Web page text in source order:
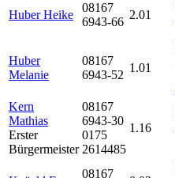
Huber Heike
08167
6943-66
2.01
Huber
Melanie
08167
6943-52
1.01
Kern
Mathias
Erster
Bürgermeister
08167
6943-30
0175
2614485
1.16
08167